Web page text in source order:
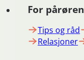
For
Tips og råd
Relasjoner